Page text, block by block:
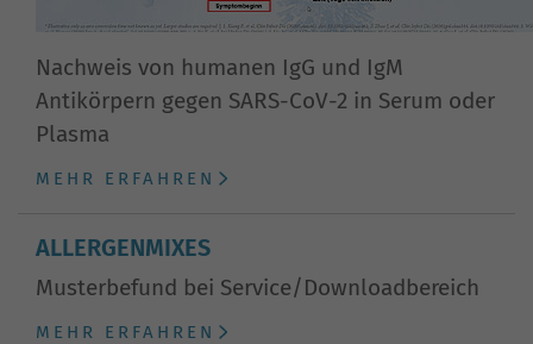
Nachweis von humanen IgG und IgM
Antikörpern gegen SARS-CoV-2 in Serum oder
Plasma
MEHR ERFAHREN
ALLERGENMIXES
Musterbefund bei Service/Downloadbereich
MEHR ERFAHREN